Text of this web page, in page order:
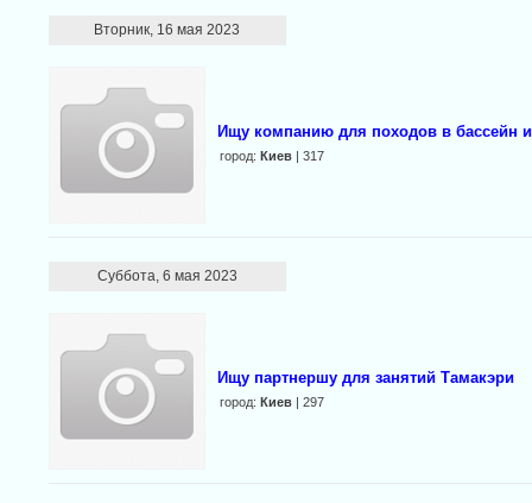
Вторник, 16 мая 2023
Ищу компанию для походов в бассейн
город: Киев| 317
Суббота, 6 мая 2023
Ищу партнершу для занятий Тамакэри
город: Киев| 297